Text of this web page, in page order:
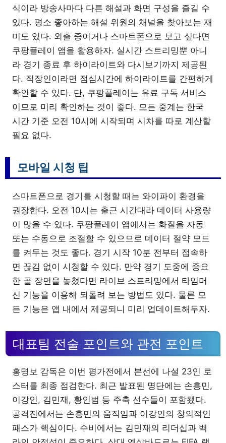
식이라 방송사마다 다른 해설과 화면 구성을 즐길 수
있다. 평소 좋아하는 해설 위원의 채널을 찾아보는 재
미도 있다. 외출 중이거나 스마트폰으로 보고 싶다면
쿠팡플레이 앱을 활용하자. 실시간 스트리밍뿐 아니
라 경기 종료 후 하이라이트와 다시보기까지 제공된
다. 직장인이라면 점심시간에 하이라이트를 간편하게
확인할 수 있다. 단, 쿠팡플레이는 유료 구독 서비스
이므로 미리 확인하는 것이 좋다. 모든 중계는 한국
시간 기준 오전 10시에 시작되며 시차를 따로 계산할
필요 없다.
모바일 시청 팁
스마트폰으로 경기를 시청할 때는 와이파이 환경을
권장한다. 오전 10시는 출근 시간대라 데이터 사용량
이 많을 수 있다. 쿠팡플레이 앱에서는 화질을 자동
또는 수동으로 조절할 수 있으므로 데이터 절약 모드
를 켜두는 것도 좋다. 경기 시작 10분 전부터 접속하
면 끊김 없이 시청할 수 있다. 만약 경기 도중에 중요
한 골 장면을 놓쳤다면 라이브 스트리밍에서 타임머
신 기능을 이용해 되돌려 보는 방법도 있다. 물론 모
든 기능은 앱 내에서 제공되니 미리 업데이트해두자.
대표팀 전술 포인트와 관전 포인트
홍명보 감독은 이번 평가전에서 본선에 나설 23인 로
스터를 최종 점검한다. 최근 발표된 명단에는 손흥민,
이강인, 김민재, 황인범 등 주축 선수들이 포함됐다.
공격진에서는 손흥민의 움직임과 이강인의 창의적인
패스가 핵심이다. 수비에서는 김민재의 리더십과 백